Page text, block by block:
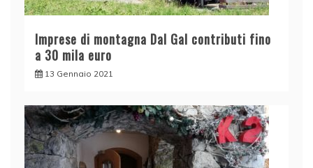
o
e
i
f
r
a
s
Imprese di montagna Dal Gal contributi fino
a 30 mila euro
13 Gennaio 2021